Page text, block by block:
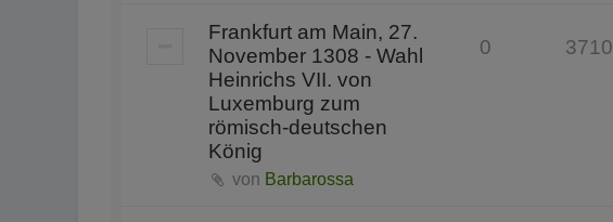
Frankfurt am Main, 27.
November 1308 - Wahl
Heinrichs VII. von
Luxemburg zum
römisch-deutschen
König
von Barbarossa
0 3710